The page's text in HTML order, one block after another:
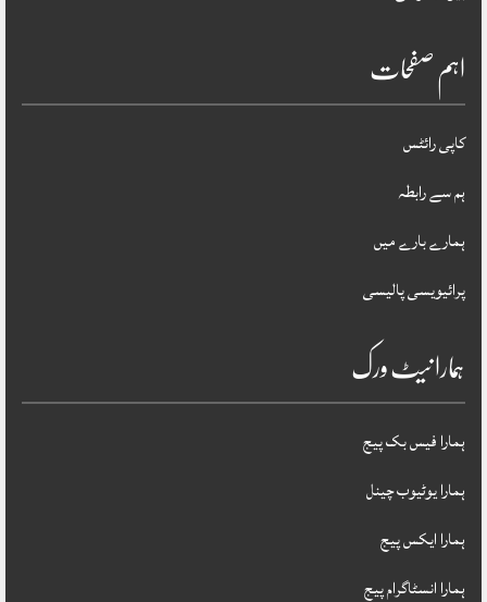
اہم صفحات
کاپی رائٹس
ہم سے رابطہ
ہمارے بارے میں
پرائیویسی پالیسی
ہمارا نیٹ ورک
ہمارا فیس بک پیج
ہمارا یوٹیوب چینل
ہمارا ایکس پیج
ہمارا انسٹاگرام پیج